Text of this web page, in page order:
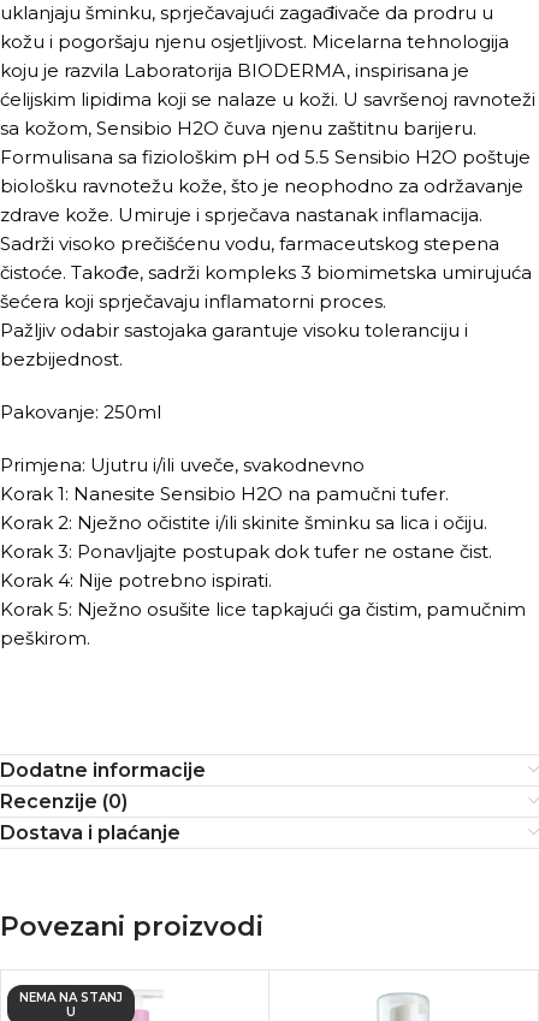
uklanjaju šminku, sprječavajući zagađivače da prodru u
kožu i pogoršaju njenu osjetljivost. Micelarna tehnologija
koju je razvila Laboratorija BIODERMA, inspirisana je
ćelijskim lipidima koji se nalaze u koži. U savršenoj ravnoteži
sa kožom, Sensibio H2O čuva njenu zaštitnu barijeru.
Formulisana sa fiziološkim pH od 5.5 Sensibio H2O poštuje
biološku ravnotežu kože, što je neophodno za održavanje
zdrave kože. Umiruje i sprječava nastanak inflamacija.
Sadrži visoko prečišćenu vodu, farmaceutskog stepena
čistoće. Takođe, sadrži kompleks 3 biomimetska umirujuća
šećera koji sprječavaju inflamatorni proces.
Pažljiv odabir sastojaka garantuje visoku toleranciju i
bezbijednost.
Pakovanje: 250ml
Primjena: Ujutru i/ili uveče, svakodnevno
Korak 1: Nanesite Sensibio H2O na pamučni tufer.
Korak 2: Nježno očistite i/ili skinite šminku sa lica i očiju.
Korak 3: Ponavljajte postupak dok tufer ne ostane čist.
Korak 4: Nije potrebno ispirati.
Korak 5: Nježno osušite lice tapkajući ga čistim, pamučnim
peškirom.
Dodatne informacije
Recenzije (0)
Dostava i plaćanje
Povezani proizvodi
NEMA NA STANJ
U